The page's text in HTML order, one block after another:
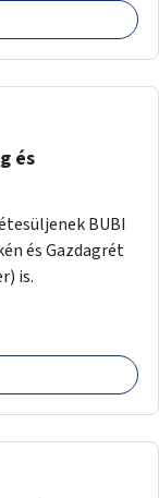
a megállókat.
és
BUBI
és Gazdagrét
is.